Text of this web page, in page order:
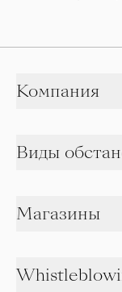
Компания
Виды
Магазины